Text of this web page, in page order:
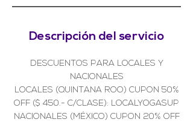
Descripción del servicio
DESCUENTOS PARA LOCALES Y
NACIONALES
LOCALES (QUINTANA ROO) CUPON 50%
OFF ($ 450.- C/CLASE): LOCALYOGASUP
NACIONALES (MÉXICO) CUPON 20% OFF